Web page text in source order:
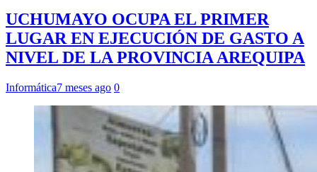
UCHUMAYO OCUPA EL PRIMER
LUGAR EN EJECUCIÓN DE GASTO A
NIVEL DE LA PROVINCIA AREQUIPA
Informática7 meses ago 0